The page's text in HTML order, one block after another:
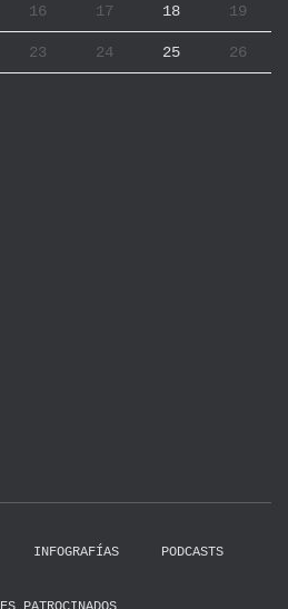
16 17 18 19
23 24 25 26
INFOGRAFÍAS PODCASTS